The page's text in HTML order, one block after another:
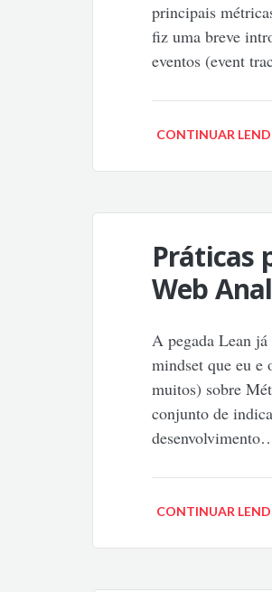
principais
fiz uma breve
eventos (event
CONTINUAR
Práticas
Web
A pegada Lean
mindset que eu e
muitos) sobre
conjunto de
CONTINUAR